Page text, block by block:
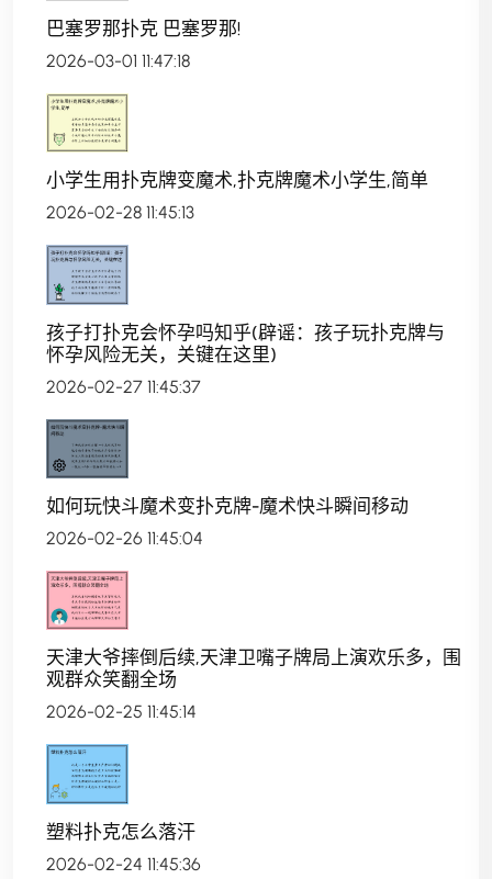
巴塞罗那扑克 巴塞罗那!
2026-03-01 11:47:18
小学生用扑克牌变魔术,扑克牌魔术小学生,简单
2026-02-28 11:45:13
孩子打扑克会怀孕吗知乎(辟谣：孩子玩扑克牌与
怀孕风险无关，关键在这里)
2026-02-27 11:45:37
如何玩快斗魔术变扑克牌-魔术快斗瞬间移动
2026-02-26 11:45:04
天津大爷摔倒后续,天津卫嘴子牌局上演欢乐多，围
观群众笑翻全场
2026-02-25 11:45:14
塑料扑克怎么落汗
2026-02-24 11:45:36